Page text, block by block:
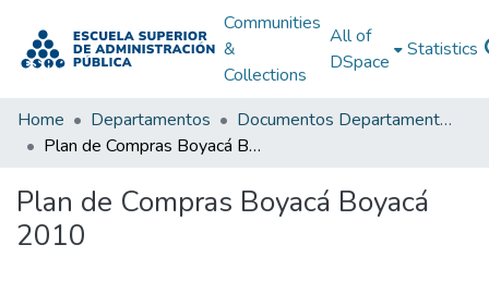
Communities
&
Collections
All of
DSpace
Statistics
Home Departamentos
Documentos Departamentales
Plan de Compras Boyacá Boyacá 2010
Plan de Compras Boyacá Boyacá
2010